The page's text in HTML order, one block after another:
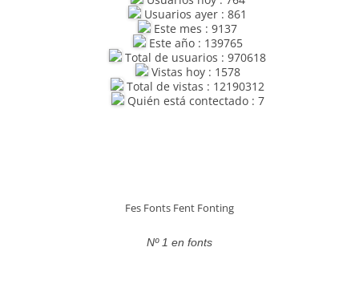
Usuarios ayer : 861
Este mes : 9137
Este año : 139765
Total de usuarios : 970618
Vistas hoy : 1578
Total de vistas : 12190312
Quién está contectado : 7
Fes Fonts Fent Fonting
Nº 1 en fonts